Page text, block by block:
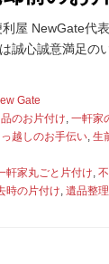
屋 NewGate代
誠心誠意満足の
Gate
のお片付け 一軒家
越しのお手伝い 生
軒家丸ごと片付け
時の片付け 遺品整理